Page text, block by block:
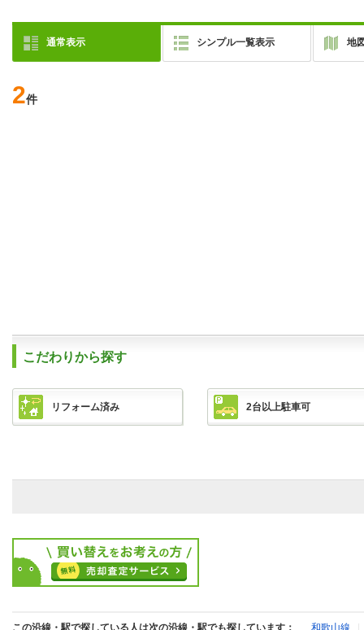
通常表示 シンプル一覧表示 地
2件
こだわりから探す
リフォーム済み 2台以上駐車可
この沿線・駅で探している人は次の沿線・駅でも探しています： 和歌山線